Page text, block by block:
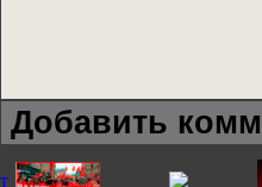
Добавить